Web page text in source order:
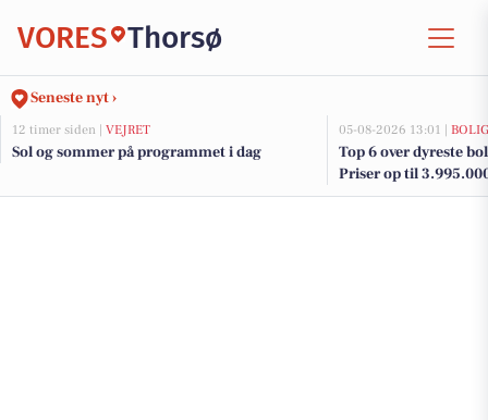
VORES Thorsø
Seneste nyt ›
12 timer siden | VEJRET
Sol og sommer på programmet i dag
05-08-2026 13:01 |
Top 6 over dyreste
Priser op til